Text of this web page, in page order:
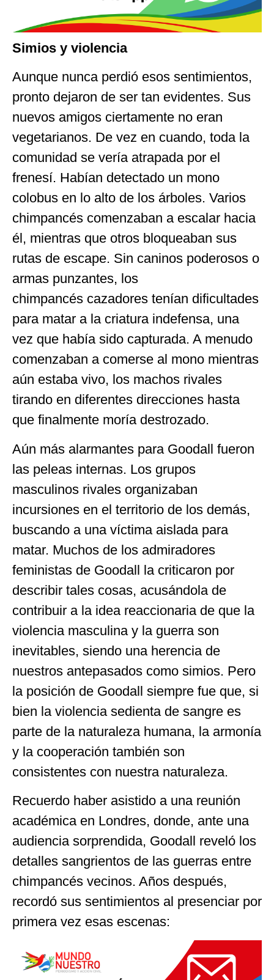
Simios y violencia
Aunque nunca perdió esos sentimientos,
pronto dejaron de ser tan evidentes. Sus
nuevos amigos ciertamente no eran
vegetarianos. De vez en cuando, toda la
comunidad se vería atrapada por el
frenesí. Habían detectado un mono
colobus en lo alto de los árboles. Varios
chimpancés comenzaban a escalar hacia
él, mientras que otros bloqueaban sus
rutas de escape. Sin caninos poderosos o
armas punzantes, los
chimpancés cazadores tenían dificultades
para matar a la criatura indefensa, una
vez que había sido capturada. A menudo
comenzaban a comerse al mono mientras
aún estaba vivo, los machos rivales
tirando en diferentes direcciones hasta
que finalmente moría destrozado.
Aún más alarmantes para Goodall fueron
las peleas internas. Los grupos
masculinos rivales organizaban
incursiones en el territorio de los demás,
buscando a una víctima aislada para
matar. Muchos de los admiradores
feministas de Goodall la criticaron por
describir tales cosas, acusándola de
contribuir a la idea reaccionaria de que la
violencia masculina y la guerra son
inevitables, siendo una herencia de
nuestros antepasados como simios. Pero
la posición de Goodall siempre fue que, si
bien la violencia sedienta de sangre es
parte de la naturaleza humana, la armonía
y la cooperación también son
consistentes con nuestra naturaleza.
Recuerdo haber asistido a una reunión
académica en Londres, donde, ante una
audiencia sorprendida, Goodall reveló los
detalles sangrientos de las guerras entre
chimpancés vecinos. Años después,
recordó sus sentimientos al presenciar por
primera vez esas escenas: